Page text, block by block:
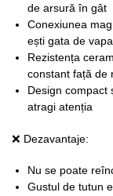
de arsură în gât
Conexiunea
ești gata de
Rezistența
constant față de
Design compact
atragi atenția
❌ Dezavantaje:
Nu se poate
Gustul de tutun